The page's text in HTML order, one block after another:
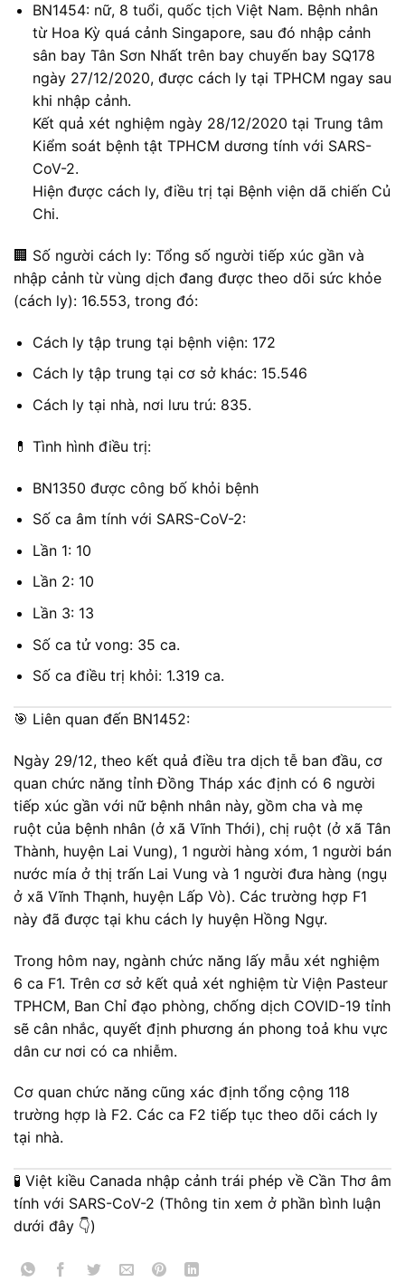
BN1454: nữ, 8 tuổi, quốc tịch Việt Nam. Bệnh nhân
từ Hoa Kỳ quá cảnh Singapore, sau đó nhập cảnh
sân bay Tân Sơn Nhất trên bay chuyến bay SQ178
ngày 27/12/2020, được cách ly tại TPHCM ngay sau
khi nhập cảnh.
Kết quả xét nghiệm ngày 28/12/2020 tại Trung tâm
Kiểm soát bệnh tật TPHCM dương tính với SARS-
CoV-2.
Hiện được cách ly, điều trị tại Bệnh viện dã chiến Củ
Chi.
🏢 Số người cách ly: Tổng số người tiếp xúc gần và
nhập cảnh từ vùng dịch đang được theo dõi sức khỏe
(cách ly): 16.553, trong đó:
Cách ly tập trung tại bệnh viện: 172
Cách ly tập trung tại cơ sở khác: 15.546
Cách ly tại nhà, nơi lưu trú: 835.
💊 Tình hình điều trị:
BN1350 được công bố khỏi bệnh
Số ca âm tính với SARS-CoV-2:
Lần 1: 10
Lần 2: 10
Lần 3: 13
Số ca tử vong: 35 ca.
Số ca điều trị khỏi: 1.319 ca.
️🎯 Liên quan đến BN1452:
Ngày 29/12, theo kết quả điều tra dịch tễ ban đầu, cơ
quan chức năng tỉnh Đồng Tháp xác định có 6 người
tiếp xúc gần với nữ bệnh nhân này, gồm cha và mẹ
ruột của bệnh nhân (ở xã Vĩnh Thới), chị ruột (ở xã Tân
Thành, huyện Lai Vung), 1 người hàng xóm, 1 người bán
nước mía ở thị trấn Lai Vung và 1 người đưa hàng (ngụ
ở xã Vĩnh Thạnh, huyện Lấp Vò). Các trường hợp F1
này đã được tại khu cách ly huyện Hồng Ngự.
Trong hôm nay, ngành chức năng lấy mẫu xét nghiệm
6 ca F1. Trên cơ sở kết quả xét nghiệm từ Viện Pasteur
TPHCM, Ban Chỉ đạo phòng, chống dịch COVID-19 tỉnh
sẽ cân nhắc, quyết định phương án phong toả khu vực
dân cư nơi có ca nhiễm.
Cơ quan chức năng cũng xác định tổng cộng 118
trường hợp là F2. Các ca F2 tiếp tục theo dõi cách ly
tại nhà.
🧪 Việt kiều Canada nhập cảnh trái phép về Cần Thơ âm
tính với SARS-CoV-2 (Thông tin xem ở phần bình luận
dưới đây 👇)